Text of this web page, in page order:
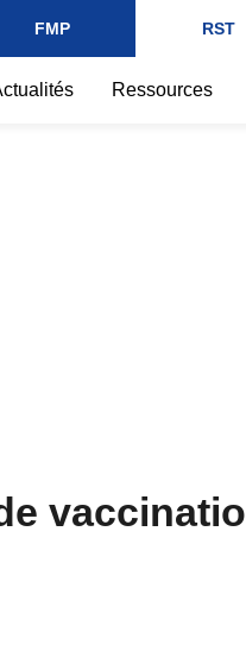
FMP RST
Ressources